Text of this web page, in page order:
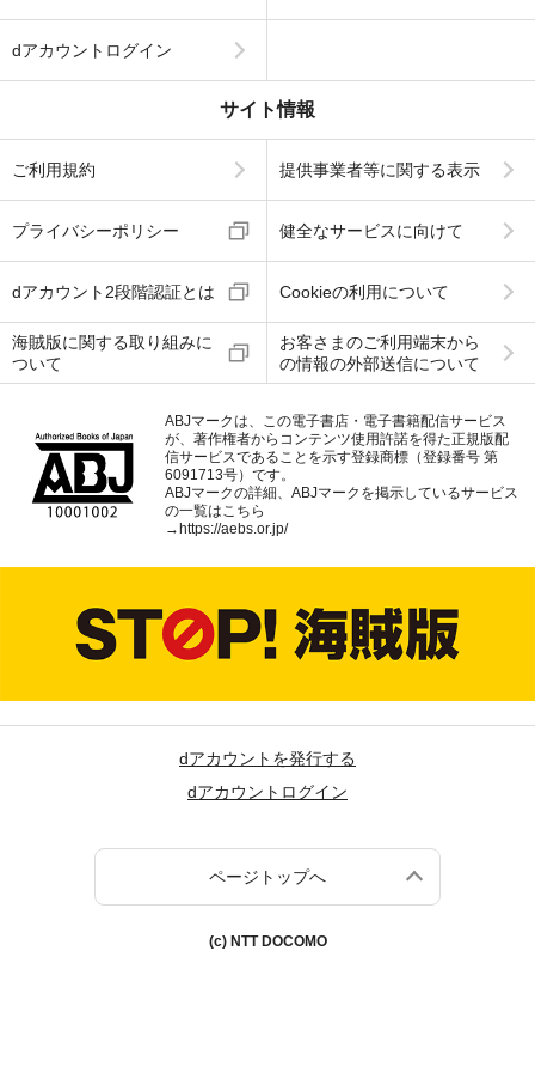
dアカウントログイン
サイト情報
ご利用規約 提供事業者等に関する表示
プライバシーポリシー 健全なサービスに向けて
dアカウント2段階認証とは Cookieの利用について
海賊版に関する取り組みに
ついて
お客さまのご利用端末から
の情報の外部送信について
ABJマークは、この電子書店・電子書籍配信サービス
が、著作権者からコンテンツ使用許諾を得た正規版配
信サービスであることを示す登録商標（登録番号 第
6091713号）です。
ABJマークの詳細、ABJマークを掲示しているサービス
の一覧はこちら
→https://aebs.or.jp/
dアカウントを発行する
dアカウントログイン
ページトップへ
(c) NTT DOCOMO